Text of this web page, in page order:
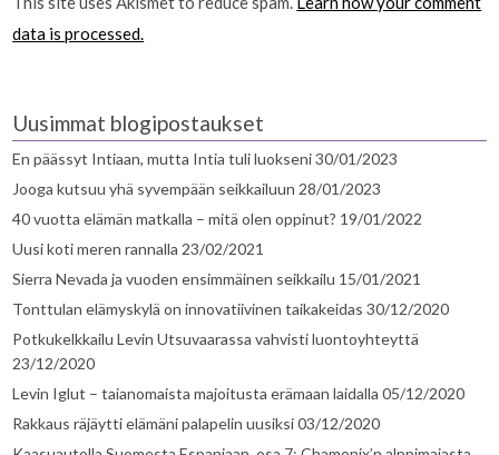
data is processed.
Uusimmat blogipostaukset
En päässyt Intiaan, mutta Intia tuli luokseni30/01/2023
Jooga kutsuu yhä syvempään seikkailuun 28/01/2023
40 vuotta elämän matkalla – mitä olen oppinut? 19/01/2022
Uusi koti meren rannalla 23/02/2021
Sierra Nevada ja vuoden ensimmäinen seikkailu 15/01/2021
Tonttulan elämyskylä on innovatiivinen taikakeidas 30/12/2020
Potkukelkkailu Levin Utsuvaarassa vahvisti luontoyhteyttä
23/12/2020
Levin Iglut – taianomaista majoitusta erämaan laidalla 05/12/2020
Rakkaus räjäytti elämäni palapelin uusiksi03/12/2020